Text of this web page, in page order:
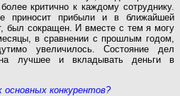
критично к каждому сотруднику.
приносит прибыли и в ближайшей
был сокращен. И вместе с тем я могу
в сравнении с прошлым годом,
увеличилось. Состояние дел
лучшее и вкладывать деньги в
конкурентов?